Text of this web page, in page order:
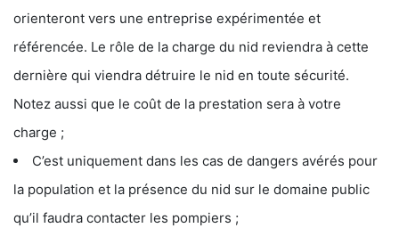
orienteront vers une entreprise expérimentée et
référencée. Le rôle de la charge du nid reviendra à cette
dernière qui viendra détruire le nid en toute sécurité.
Notez aussi que le coût de la prestation sera à votre
charge ;
C’est uniquement dans les cas de dangers avérés pour
la population et la présence du nid sur le domaine public
qu’il faudra contacter les pompiers ;